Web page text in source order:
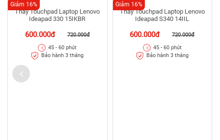
Thay Touchpad Laptop Lenovo
Ideapad 330 15IKBR
600.000đ 720.000đ
Giảm 16%
45 - 60 phút
Bảo hành 3 tháng
Thay Touchpad Laptop Lenovo
Ideapad S340 14IIL
600.000đ 720.000đ
Giảm 16%
45 - 60 phút
Bảo hành 3 tháng